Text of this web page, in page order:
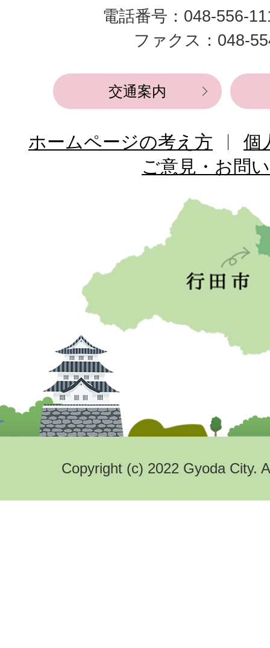
役
所
電話番号：048-556-
ファクス：048-
交通案内
ホームページの考え方
個
ご意見・お問
Copyright (c) 2022 Gyoda City.